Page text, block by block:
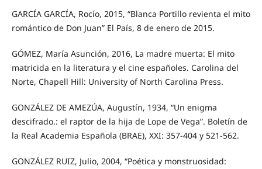
GARCÍA GARCÍA, Rocío, 2015, “Blanca Portillo revienta el mito
romántico de Don Juan” El País, 8 de enero de 2015.
GÓMEZ, María Asunción, 2016, La madre muerta: El mito
matricida en la literatura y el cine españoles. Carolina del
Norte, Chapell Hill: University of North Carolina Press.
GONZÁLEZ DE AMEZÚA, Augustín, 1934, “Un enigma
descifrado.: el raptor de la hija de Lope de Vega”. Boletín de
la Real Academia Española (BRAE), XXI: 357-404 y 521-562.
GONZÁLEZ RUIZ, Julio, 2004, “Poética y monstruosidad: